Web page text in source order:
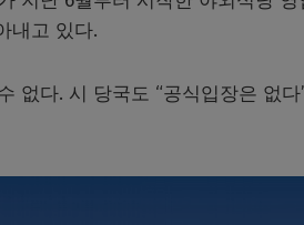
내고 있다.
없다. 시 당국도 “공식입장은 없다